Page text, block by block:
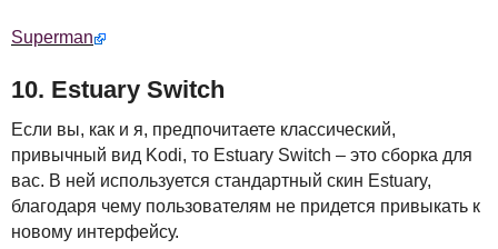
Superman
10. Estuary Switch
Если вы, как и я, предпочитаете классический,
привычный вид Kodi, то Estuary Switch – это сборка для
вас. В ней используется стандартный скин Estuary,
благодаря чему пользователям не придется привыкать к
новому интерфейсу.